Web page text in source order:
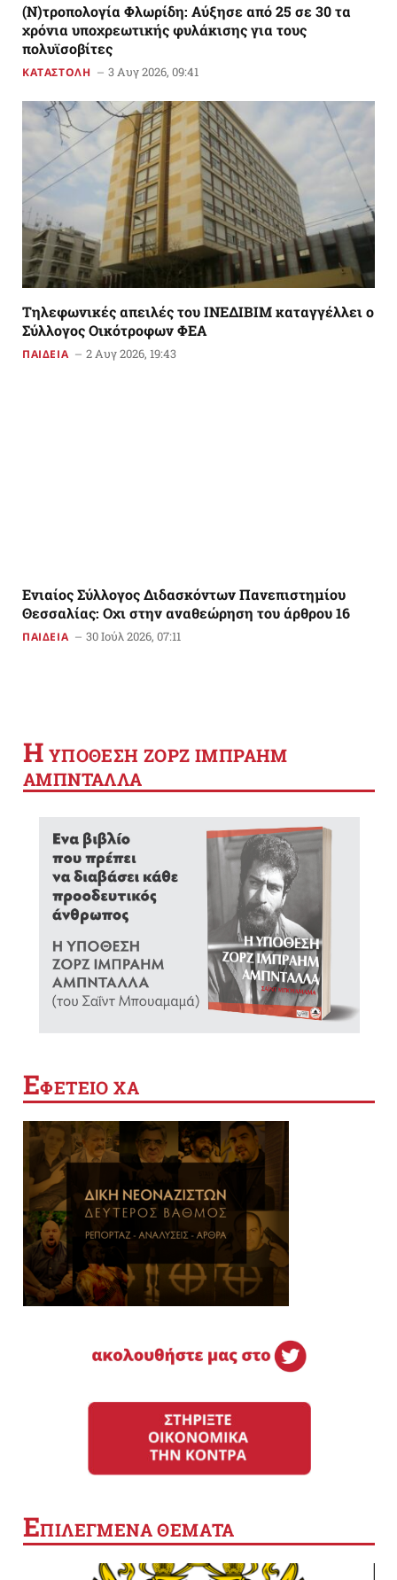
(Ν)τροπολογία Φλωρίδη: Αύξησε από 25 σε 30 τα
χρόνια υποχρεωτικής φυλάκισης για τους
πολυϊσοβίτες
ΚΑΤΑΣΤΟΛΗ 3 Αυγ 2026, 09:41
Tηλεφωνικές απειλές του ΙΝΕΔΙΒΙΜ καταγγέλλει ο
Σύλλογος Οικότροφων ΦΕΑ
ΠΑΙΔΕΙΑ 2 Αυγ 2026, 19:43
Ενιαίος Σύλλογος Διδασκόντων Πανεπιστημίου
Θεσσαλίας: Οχι στην αναθεώρηση του άρθρου 16
ΠΑΙΔΕΙΑ 30 Ιούλ 2026, 07:11
Η YΠΟΘΕΣΗ ΖΟΡΖ ΙΜΠΡΑΗΜ
ΑΜΠΝΤΑΛΛΑ
ΕΦΕΤΕΙΟ ΧΑ
ΕΠΙΛΕΓΜΕΝΑ ΘΕΜΑΤΑ